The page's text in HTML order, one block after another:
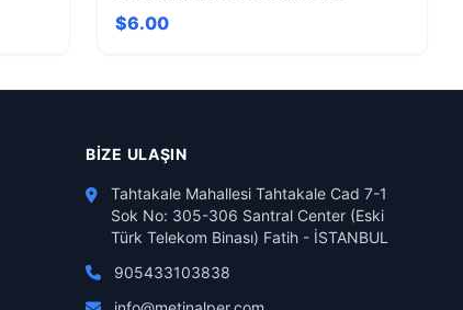
$6.00
BIZE ULAŞIN
Tahtakale Mahallesi Tahtakale Cad 7-1
Sok No: 305-306 Santral Center (Eski
Türk Telekom Binası) Fatih - İSTANBUL
905433103838